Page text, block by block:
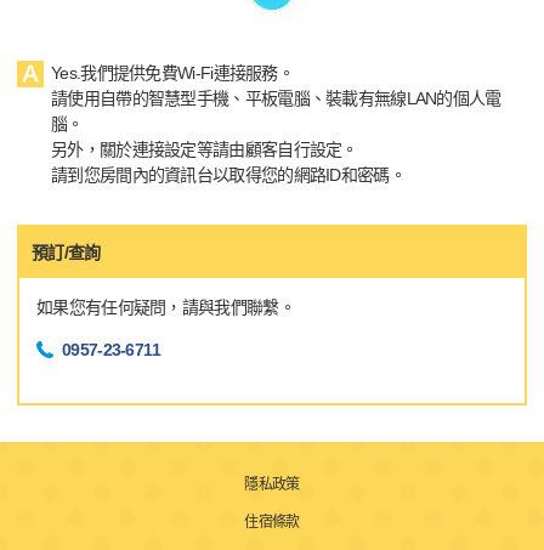
Yes.我們提供免費Wi-Fi連接服務。
請使用自帶的智慧型手機、平板電腦、裝載有無線LAN的個人電
腦。
另外，關於連接設定等請由顧客自行設定。
請到您房間內的資訊台以取得您的網路ID和密碼。
預訂/查詢
如果您有任何疑問，請與我們聯繫。
0957-23-6711
隱私政策
住宿條款